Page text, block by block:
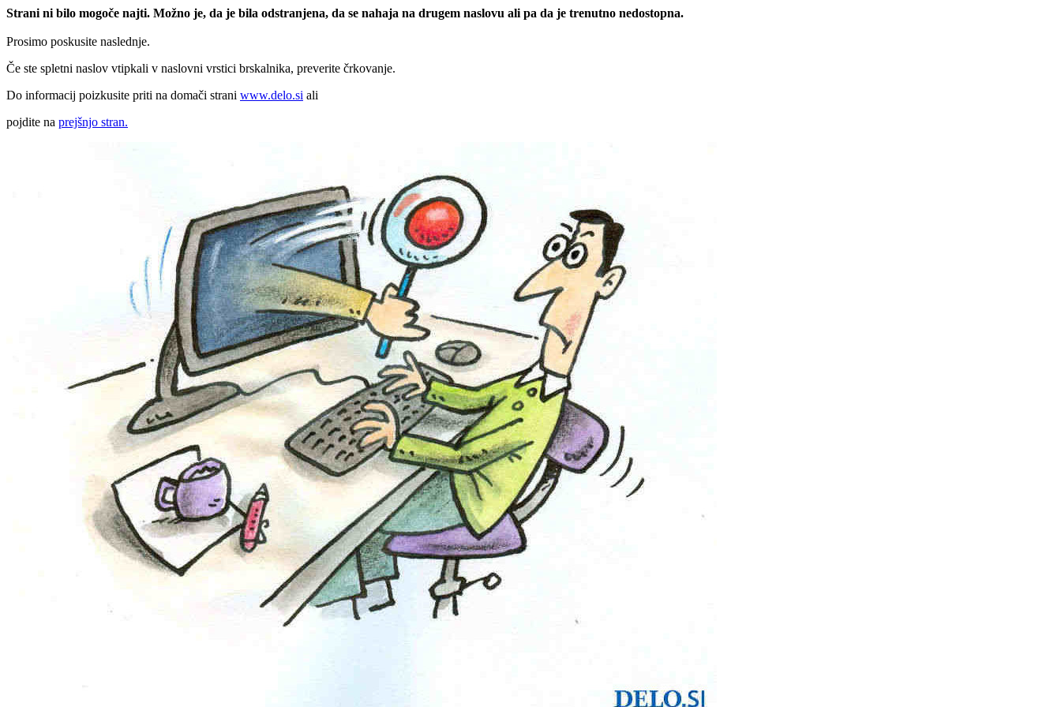
Strani ni bilo mogoče najti. Možno je, da je bila odstranjena, da se nahaja na drugem naslovu ali pa da je trenutno nedostopna.
Prosimo poskusite naslednje.
Če ste spletni naslov vtipkali v naslovni vrstici brskalnika, preverite črkovanje.
Do informacij poizkusite priti na domači strani www.delo.si ali
pojdite na prejšnjo stran.